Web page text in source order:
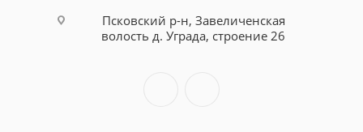
Псковский р-н, Завеличенская
волость д. Уграда, строение 26